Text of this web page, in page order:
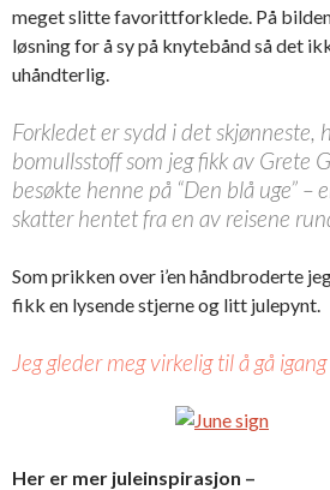
meget slitte favorittforklede. På
løsning for å sy på knytebånd så det
uhåndterlig.
Forkledet er sydd i det skjønneste,
bomullsstoff som jeg fikk av Grete
besøkte henne på “Den blå uge” –
skatter hentet fra en av reisene
Som prikken over i’en håndbroderte
fikk en lysende stjerne og litt julepynt.
Jeg gleder meg virkelig til å gå
Her er mer juleinspirasjon –